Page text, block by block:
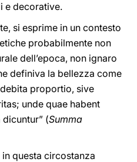
e decorative.
si esprime in un contesto
probabilmente non
dell’epoca, non ignaro
definiva la bellezza come
proportio, sive
unde quae habent
(Summa
questa circostanza